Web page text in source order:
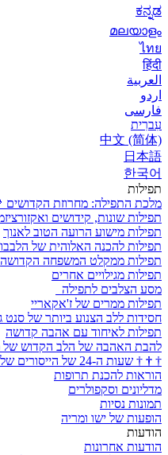
ಕನ್ನಡ
മലയാളം
ไทย
हिंदी
العربية
اردو
فارسی
עִברִית
中文 (简体)
日本語
한국어
תפילות
מלכת התפילה: מחרוזת הקדושים
תפילות שונות, קידושים
תפילות מישוע הרועה הטוב לאנוך
תפילות להכנה האלוהית של
תפילות ממקלט המשפחה הקדושה
תפילות מגילויים אחרים
מסע הצלבים לתפילה
תפילות ממרים של ז'אקאריי
חסידות ללב הצנוע ביותר של סנט
תפילות לאיחוד עם אהבה קדושה
להבת האהבה של הלב הקדוש של
†
†
† שעות ה-24 של הייסורים של אדוננו ישוע המשיח
הוראות להכנת תרופות
מדליונים וסקפולרים
תמונות נסיות
הופעות של ישו ומריה
הודעות
הודעות אחרונות